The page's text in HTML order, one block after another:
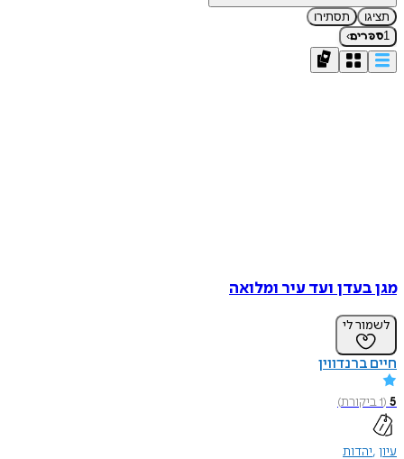
תציגו
תסתירו
1ספרים›
מגן בעדן ועד עיר ומלואה
לשמור לי
חיים ברנדווין
5
(
1ביקורת)
עיון יהדות